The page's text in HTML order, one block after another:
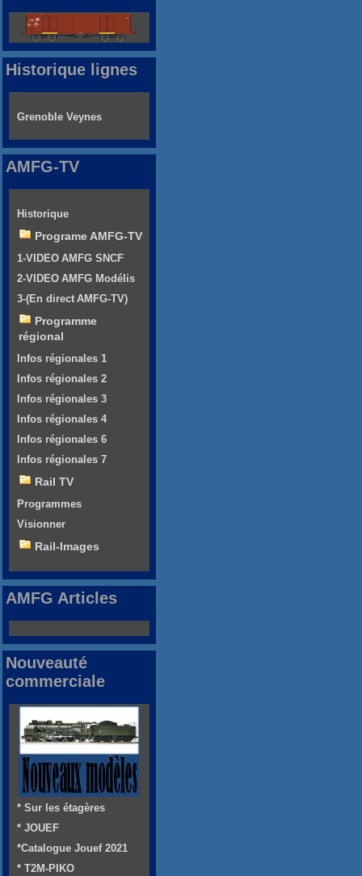
Historique lignes
Grenoble Veynes
AMFG-TV
Historique
Programe AMFG-TV
1-VIDEO AMFG SNCF
2-VIDEO AMFG Modélis
3-(En direct AMFG-TV)
Programme
régional
Infos régionales 1
Infos régionales 2
Infos régionales 3
Infos régionales 4
Infos régionales 6
Infos régionales 7
Rail TV
Programmes
Visionner
Rail-Images
AMFG Articles
Nouveauté
commerciale
* Sur les étagères
* JOUEF
*Catalogue Jouef 2021
* T2M-PIKO